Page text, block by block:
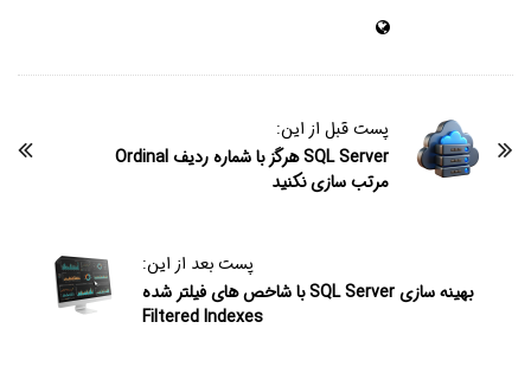
پست قبل از این:
SQL Server هرگز با شماره ردیف Ordinal
مرتب سازی نکنید
پست بعد از این:
بهینه سازی SQL Server با شاخص های فیلتر شده
Filtered Indexes